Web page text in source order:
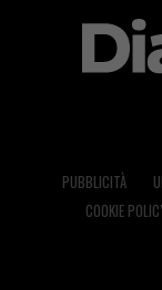
PUBBLICITÀ
COOKIE